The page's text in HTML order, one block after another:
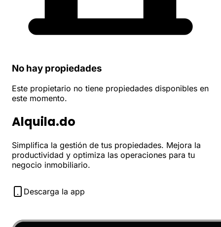
No hay propiedades
Este propietario no tiene propiedades disponibles en
este momento.
Alquila.do
Simplifica la gestión de tus propiedades. Mejora la
productividad y optimiza las operaciones para tu
negocio inmobiliario.
Descarga la app